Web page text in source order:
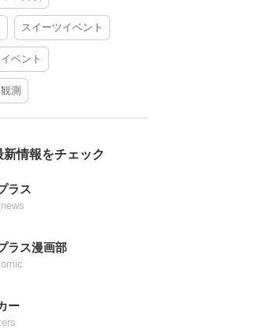
スイーツイベント
ベント
測
情報をチェック
ラス
ラス漫画部
ー